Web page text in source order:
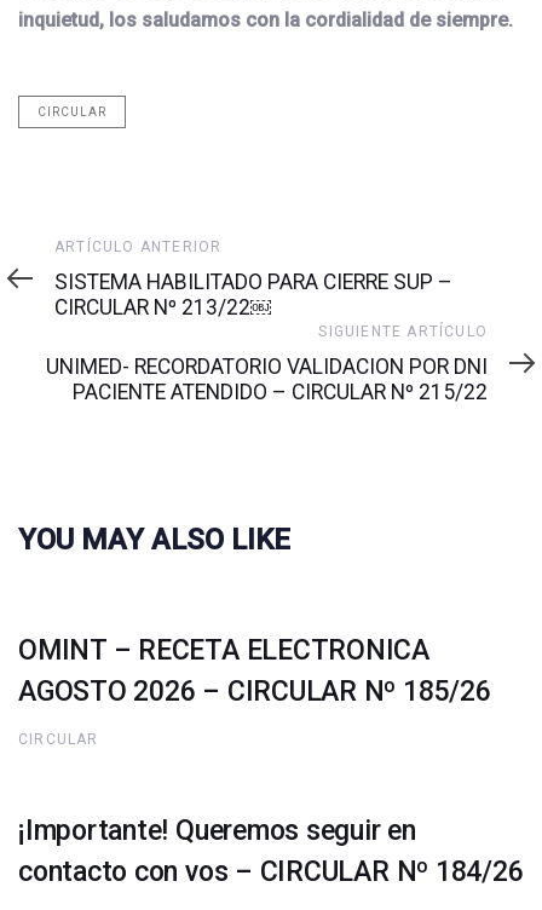
inquietud, los saludamos con la cordialidad de siempre.
CIRCULAR
Artículo
anterior
ARTÍCULO ANTERIOR
SISTEMA HABILITADO PARA CIERRE SUP –
CIRCULAR Nº 213/22￼
artículo
SIGUIENTE ARTÍCULO
UNIMED- RECORDATORIO VALIDACION POR DNI
PACIENTE ATENDIDO – CIRCULAR Nº 215/22
YOU MAY ALSO LIKE
OMINT – RECETA ELECTRONICA
AGOSTO 2026 – CIRCULAR Nº 185/26
CIRCULAR
¡Importante! Queremos seguir en
contacto con vos – CIRCULAR Nº 184/26